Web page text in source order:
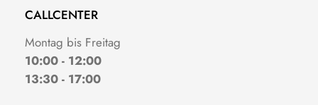
CALLCENTER
Montag bis Freitag
10:00 - 12:00
13:30 - 17:00